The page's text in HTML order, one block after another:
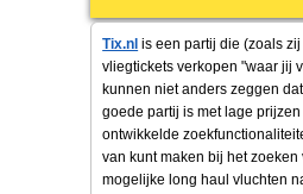
Tix.nl is een partij die (zoals
vliegtickets verkopen "waar jij
kunnen niet anders zeggen
goede partij is met lage
ontwikkelde
van kunt maken bij het
mogelijke long haul vluchten